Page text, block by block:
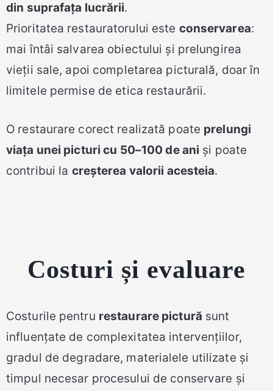
din suprafața lucrării.
Prioritatea restauratorului este conservarea:
mai întâi salvarea obiectului și prelungirea
vieții sale, apoi completarea picturală, doar în
limitele permise de etica restaurării.
O restaurare corect realizată poate prelungi
viața unei picturi cu 50–100 de ani și poate
contribui la creșterea valorii acesteia.
Costuri și evaluare
Costurile pentru restaurare pictură sunt
influențate de complexitatea intervențiilor,
gradul de degradare, materialele utilizate și
timpul necesar procesului de conservare și